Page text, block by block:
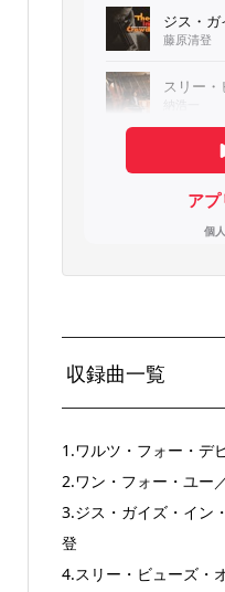
収録曲一覧
1.ワルツ・フォー・デ
2.ワン・フォー・ユー
3.ジス・ガイズ・イン
登
4.スリー・ビューズ・